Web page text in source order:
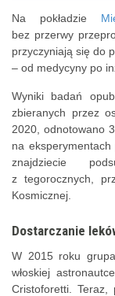
Na pokładzie
bez przerwy
przyczyniają się do
– od medycyny po
Wyniki badań
zbieranych przez
2020, odnotowano
na
znajdziecie
z tegorocznych,
Kosmicznej.
Dostarczanie
W 2015 roku grupa
włoskiej
Cristoforetti. Teraz,